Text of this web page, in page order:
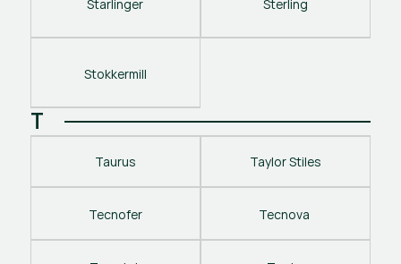
Starlinger Sterling
Stokkermill
T
Taurus Taylor Stiles
Tecnofer Tecnova